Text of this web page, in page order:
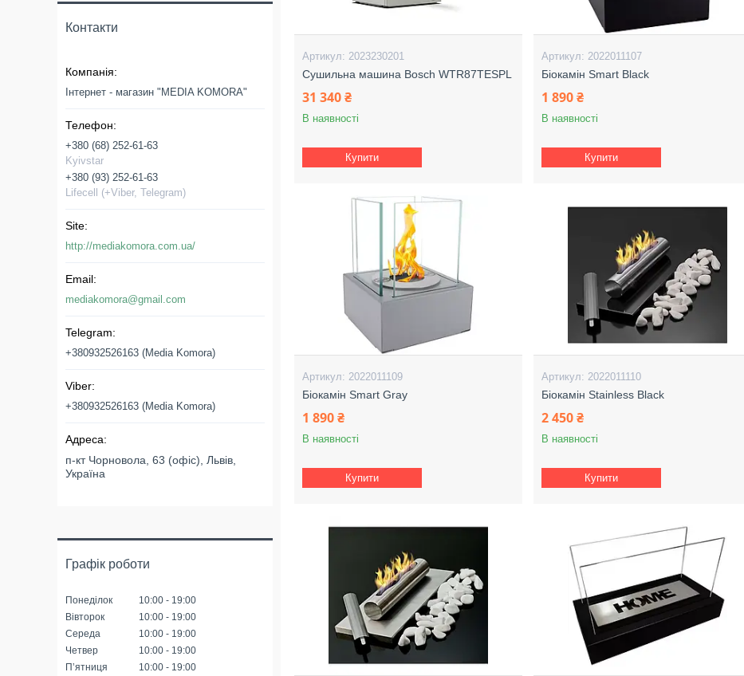
2023230201
Сушильна машина Bosch WTR87TESPL
31 340 ₴
В наявності
Купити
2022011107
Біокамін Smart Black
1 890 ₴
В наявності
Купити
2022011109
Біокамін Smart Gray
1 890 ₴
В наявності
Купити
2022011110
Біокамін Stainless Black
2 450 ₴
В наявності
Купити
Контакти
Інтернет - магазин "MEDIA KOMORA"
+380 (68) 252-61-63
Kyivstar
+380 (93) 252-61-63
Lifecell (+Viber, Telegram)
http://mediakomora.com.ua/
mediakomora@gmail.com
+380932526163 (Media Komora)
+380932526163 (Media Komora)
п-кт Чорновола, 63 (офіс), Львів,
Україна
Графік роботи
Понеділок 10:00
19:00
Вівторок
10:00
19:00
Середа
10:00
19:00
Четвер
10:00
19:00
Пʼятниця
10:00
19:00